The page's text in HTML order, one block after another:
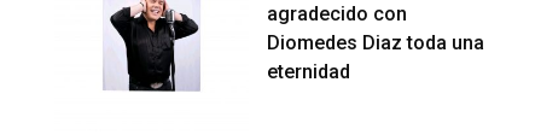
agradecido con
Diomedes Diaz toda una
eternidad